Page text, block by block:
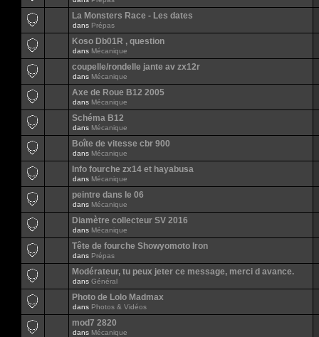
La Monsters Race - Les dates
dans Prépas
Koso Db01R , question
dans Mécanique
coupelle/rondelle jante av zx12r
dans Mécanique
Axe de Roue B12 2005
dans Mécanique
Schéma B12
dans Mécanique
Boîte de vitesse cbr 900
dans Mécanique
Info fourche zx14 et hayabusa
dans Mécanique
peintre dans le 06
dans Mécanique
Diamètre collecteur SV 2016
dans Mécanique
Tête de fourche Showyomoto Iron
dans Prépas
Modérateur, tu peux jeter ce message, merci d avance.
dans Général
Photo de Lolo Madmax
dans Photos & Vidéos
mod7 2820
dans Mécanique